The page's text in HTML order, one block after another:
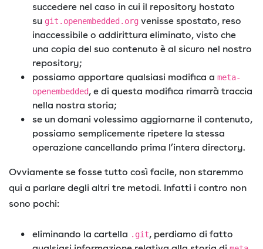
succedere nel caso in cui il repository hostato
su git.openembedded.org venisse spostato, reso
inaccessibile o addirittura eliminato, visto che
una copia del suo contenuto è al sicuro nel nostro
repository;
possiamo apportare qualsiasi modifica a meta-
openembedded, e di questa modifica rimarrà traccia
nella nostra storia;
se un domani volessimo aggiornarne il contenuto,
possiamo semplicemente ripetere la stessa
operazione cancellando prima l’intera directory.
Ovviamente se fosse tutto così facile, non staremmo
qui a parlare degli altri tre metodi. Infatti i contro non
sono pochi:
eliminando la cartella .git, perdiamo di fatto